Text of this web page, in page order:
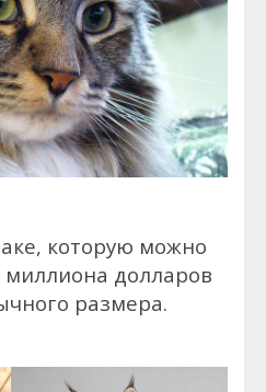
которую можно
миллиона долларов
размера.